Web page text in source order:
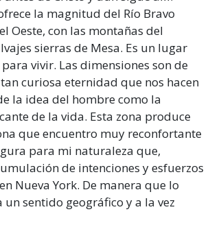
la magnitud del Río Bravo
Oeste, con las montañas del
sierras de Mesa. Es un lugar
vivir. Las dimensiones son de
curiosa eternidad que nos hacen
la idea del hombre como la
de la vida. Esta zona produce
que encuentro muy reconfortante
para mi naturaleza que,
de intenciones y esfuerzos
Nueva York. De manera que lo
un sentido geográfico y a la vez